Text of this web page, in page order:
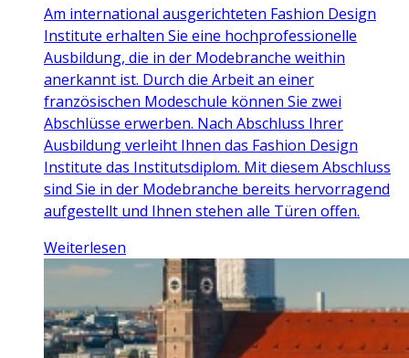
Am international ausgerichteten Fashion Design
Institute erhalten Sie eine hochprofessionelle
Ausbildung, die in der Modebranche weithin
anerkannt ist. Durch die Arbeit an einer
französischen Modeschule können Sie zwei
Abschlüsse erwerben. Nach Abschluss Ihrer
Ausbildung verleiht Ihnen das Fashion Design
Institute das Institutsdiplom. Mit diesem Abschluss
sind Sie in der Modebranche bereits hervorragend
aufgestellt und Ihnen stehen alle Türen offen.
Weiterlesen